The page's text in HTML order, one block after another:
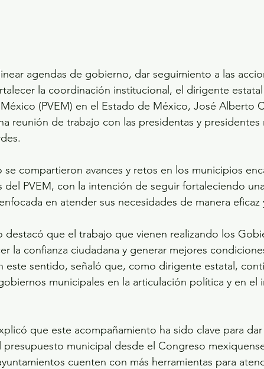
agendas de gobierno, dar seguimiento a las
la coordinación institucional, el dirigente
(PVEM) en el Estado de México, José Alberto
reunión de trabajo con las presidentas y presidentes
se compartieron avances y retos en los municipios
del PVEM, con la intención de seguir fortaleciendo
en atender sus necesidades de manera eficaz
que el trabajo que vienen realizando los
la confianza ciudadana y generar mejores
este sentido, señaló que, como dirigente estatal,
municipales en la articulación política y en el
que este acompañamiento ha sido clave para
municipal desde el Congreso
cuenten con más herramientas para